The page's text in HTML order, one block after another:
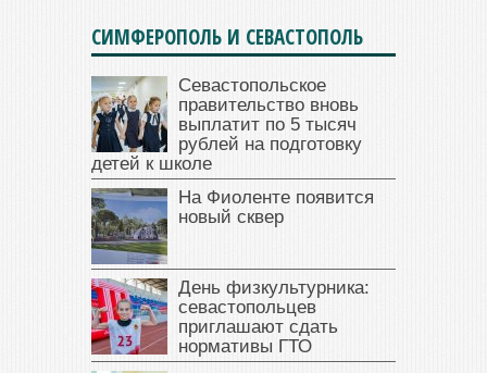
СИМФЕРОПОЛЬ И СЕВАСТОПОЛЬ
Севастопольское
правительство вновь
выплатит по 5 тысяч
рублей на подготовку
детей к школе
На Фиоленте появится
новый сквер
День физкультурника:
севастопольцев
приглашают сдать
нормативы ГТО